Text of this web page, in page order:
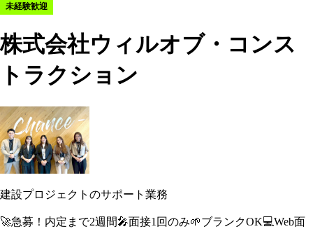
未経験歓迎
株式会社ウィルオブ・コンス
トラクション
建設プロジェクトのサポート業務
🚀急募！内定まで2週間🎤面接1回のみ🌱ブランクOK💻Web面